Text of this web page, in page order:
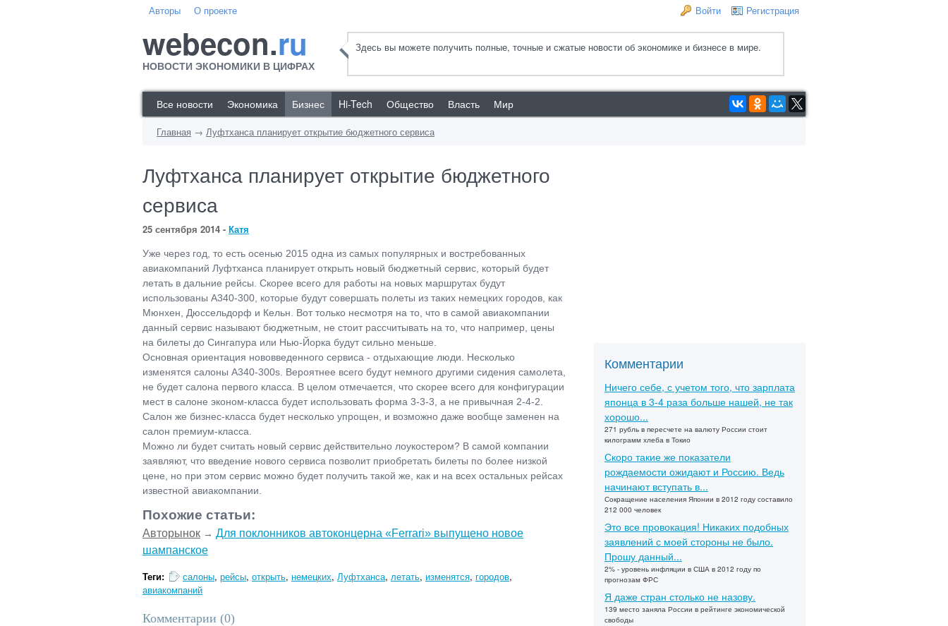
Авторы О проекте Войти Регистрация
webecon.ru
НОВОСТИ ЭКОНОМИКИ В ЦИФРАХ
Здесь вы можете получить полные, точные и сжатые новости об экономике и бизнесе в мире.
Все новости Экономика Бизнес Hi-Tech Общество Власть Мир
Главная → Луфтханса планирует открытие бюджетного сервиса
Луфтханса планирует открытие бюджетного
сервиса
25 сентября 2014 - Катя
Уже через год, то есть осенью 2015 одна из самых популярных и востребованных
авиакомпаний Луфтханса планирует открыть новый бюджетный сервис, который будет
летать в дальние рейсы. Скорее всего для работы на новых маршрутах будут
использованы А340-300, которые будут совершать полеты из таких немецких городов, как
Мюнхен, Дюссельдорф и Кельн. Вот только несмотря на то, что в самой авиакомпании
данный сервис называют бюджетным, не стоит рассчитывать на то, что например, цены
на билеты до Сингапура или Нью-Йорка будут сильно меньше.
Основная ориентация нововведенного сервиса - отдыхающие люди. Несколько
изменятся салоны А340-300s. Вероятнее всего будут немного другими сидения самолета,
не будет салона первого класса. В целом отмечается, что скорее всего для конфигурации
мест в салоне эконом-класса будет использовать форма 3-3-3, а не привычная 2-4-2.
Салон же бизнес-класса будет несколько упрощен, и возможно даже вообще заменен на
салон премиум-класса.
Можно ли будет считать новый сервис действительно лоукостером? В самой компании
заявляют, что введение нового сервиса позволит приобретать билеты по более низкой
цене, но при этом сервис можно будет получить такой же, как и на всех остальных рейсах
известной авиакомпании.
Похожие статьи:
Авторынок → Для поклонников автоконцерна «Ferrari» выпущено новое
шампанское
Теги: салоны, рейсы, открыть, немецких, Луфтханса, летать, изменятся, городов,
авиакомпаний
Комментарии (0)
Комментарии
Ничего себе, с учетом того, что зарплата
японца в 3-4 раза больше нашей, не так
хорошо...
271 рубль в пересчете на валюту России стоит
килограмм хлеба в Токио
Скоро такие же показатели
рождаемости ожидают и Россию. Ведь
начинают вступать в...
Сокращение населения Японии в 2012 году составило
212 000 человек
Это все провокация! Никаких подобных
заявлений с моей стороны не было.
Прошу данный...
2% - уровень инфляции в США в 2012 году по
прогнозам ФРС
Я даже стран столько не назову.
139 место заняла России в рейтинге экономической
свободы